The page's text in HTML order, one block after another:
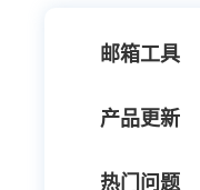
邮箱工具
产品更新
热门问题